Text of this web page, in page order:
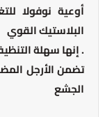
أوعية نوفولا
البلاستيك القوي
. إنها سهلة
تضمن الأرجل
الجشع